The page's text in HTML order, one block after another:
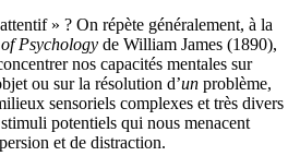
» ? On répète généralement, à la
Psychology de William James (1890),
nos capacités mentales sur
ou sur la résolution d’un problème,
sensoriels complexes et très divers
potentiels qui nous menacent
et de distraction.